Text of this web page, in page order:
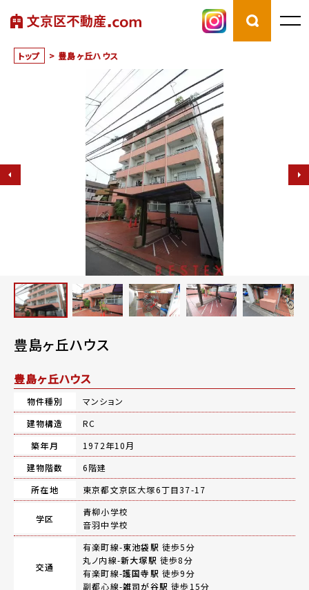
トップ > 豊島ヶ丘ハウス
豊島ヶ丘ハウス
豊島ヶ丘ハウス
物件種別
マンション
建物構造
RC
築年月
1972年10月
建物階数
6階建
所在地
東京都文京区大塚6丁目37-17
学区
青柳小学校
音羽中学校
交通
有楽町線-東池袋駅 徒歩5分
丸ノ内線-新大塚駅 徒歩8分
有楽町線-護国寺駅 徒歩9分
副都心線-雑司が谷駅 徒歩15分